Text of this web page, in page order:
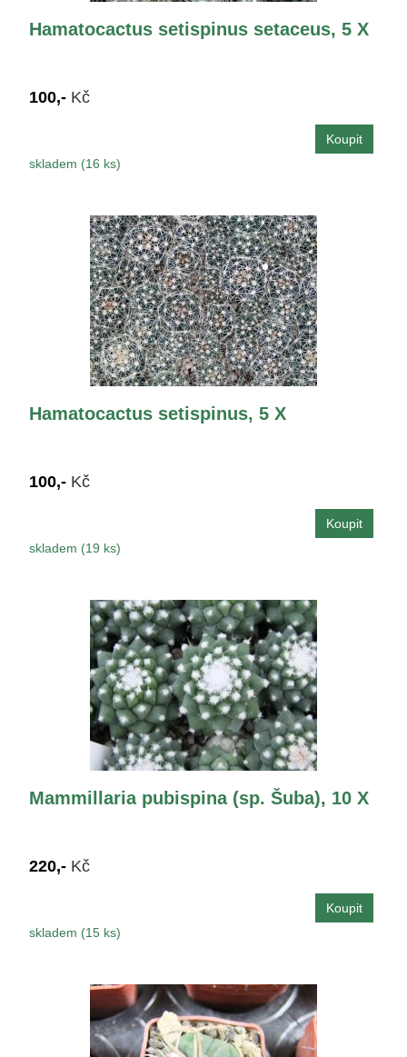
Hamatocactus setispinus setaceus, 5 X
100,- Kč
skladem (16 ks)
Hamatocactus setispinus, 5 X
100,- Kč
skladem (19 ks)
Mammillaria pubispina (sp. Šuba), 10 X
220,- Kč
skladem (15 ks)